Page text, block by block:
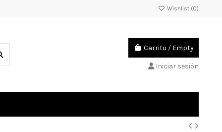
Wishlist (0)
Carrito / Empty
Iniciar sesión